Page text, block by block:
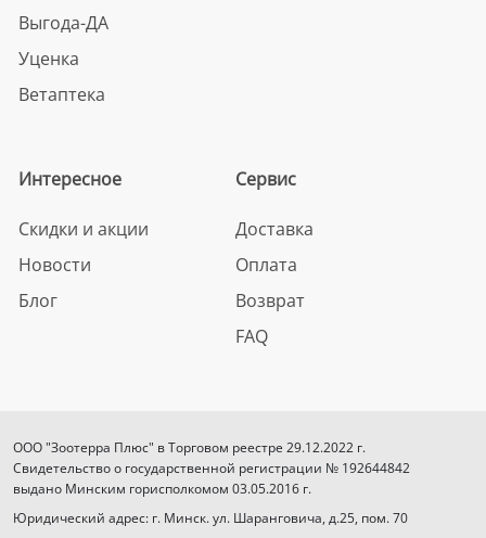
Выгода-ДА
Уценка
Ветаптека
Интересное
Скидки и акции
Новости
Блог
Сервис
Доставка
Оплата
Возврат
FAQ
ООО "Зоотерра Плюс" в Торговом реестре 29.12.2022 г.
Свидетельство о государственной регистрации № 192644842
выдано Минским горисполкомом 03.05.2016 г.
Юридический адрес: г. Минск. ул. Шаранговича, д.25, пом. 70